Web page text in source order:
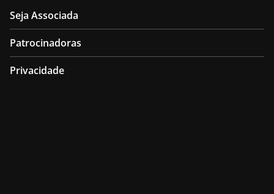
Seja Associada
Patrocinadoras
Privacidade